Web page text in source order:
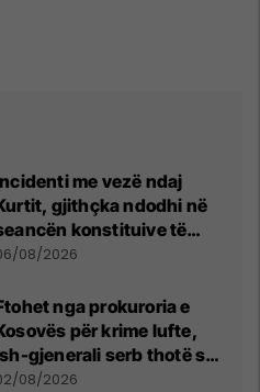
me vezë ndaj
gjithçka ndodhi në
konstituive të
08/2026
nga prokuroria e
për krime lufte,
gjenerali serb thotë se
e tradhtoi në
08/2026